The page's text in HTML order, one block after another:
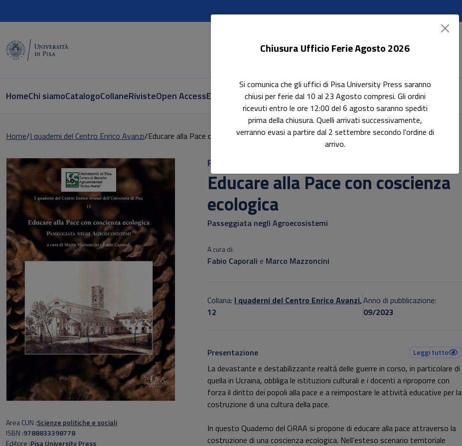
HomeChi siamoCatalogoCollaneRivisteOpen AccessE-book AccessibiliIn evidenzaPubblica con noi
Home I quaderni del Centro Enrico Avanzi Educare alla Pace con coscienza ecologica
Ricerca
Educare alla Pace con coscienza
ecologica
Passeggiata negli Agroecosistemi
A cura di:
Fabio Caporali e Marco Mazzoncini
Collana: I quaderni del Centro Enrico Avanzi,
12
Anno di pubblicazione:
09/2023
Presentazione Leggi tutto
La devastante e destabilizzante realtà delle guerre in corso, in particolare di
quella in Ucraina, obbliga le istituzioni culturali e i docenti a riproporre con
forza il diritto dei popoli alla pace e a reimpostare le attività educative per la
costruzione di una cultura della pace.
In questo Quaderno del CiRAA si propone di educare alla pace attraverso la
costruzione di una coscienza ecologica. Nell’esteso scenario territoriale
Area CUN Scienze politiche e sociali
ISBN 9788833398778
Editore Pisa University Press
Chiusura Ufficio Ferie Agosto 2026
Si comunica che gli uffici di Pisa University Press saranno
chiusi per ferie dal 10 al 23 Agosto compresi. Gli ordini
ricevuti entro le ore 12:00 del 6 agosto saranno spediti
prima della chiusura. Quelli arrivati successivamente,
verranno evasi a partire dal 2 settembre secondo l'ordine di
arrivo.